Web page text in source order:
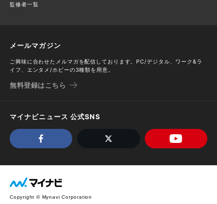
監修者一覧
メールマガジン
ご興味に合わせたメルマガを配信しております。PC/デジタル、ワーク&ラ
イフ、エンタメ/ホビーの3種類を用意。
無料登録はこちら
マイナビニュース 公式SNS
Copyright © Mynavi Corporation